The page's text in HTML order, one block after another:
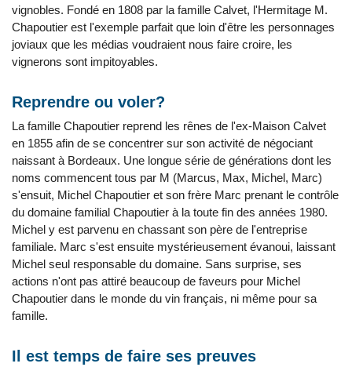
vignobles. Fondé en 1808 par la famille Calvet, l'Hermitage M.
Chapoutier est l'exemple parfait que loin d'être les personnages
joviaux que les médias voudraient nous faire croire, les
vignerons sont impitoyables.
Reprendre ou voler?
La famille Chapoutier reprend les rênes de l'ex-Maison Calvet
en 1855 afin de se concentrer sur son activité de négociant
naissant à Bordeaux. Une longue série de générations dont les
noms commencent tous par M (Marcus, Max, Michel, Marc)
s'ensuit, Michel Chapoutier et son frère Marc prenant le contrôle
du domaine familial Chapoutier à la toute fin des années 1980.
Michel y est parvenu en chassant son père de l'entreprise
familiale. Marc s'est ensuite mystérieusement évanoui, laissant
Michel seul responsable du domaine. Sans surprise, ses
actions n'ont pas attiré beaucoup de faveurs pour Michel
Chapoutier dans le monde du vin français, ni même pour sa
famille.
Il est temps de faire ses preuves